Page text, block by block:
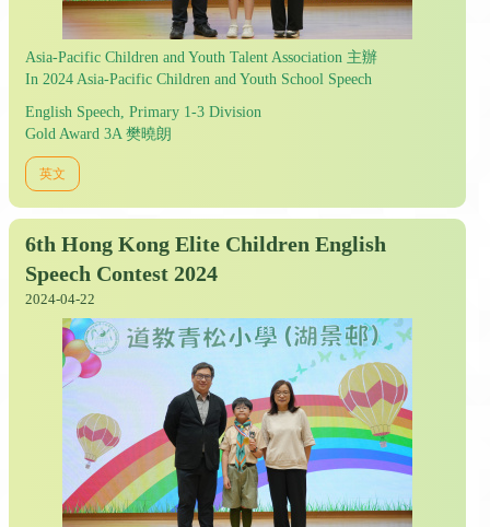
Asia-Pacific Children and Youth Talent Association 主辦
In 2024 Asia-Pacific Children and Youth School Speech
English Speech, Primary 1-3 Division
Gold Award 3A 樊曉朗
英文
6th Hong Kong Elite Children English
Speech Contest 2024
2024-04-22